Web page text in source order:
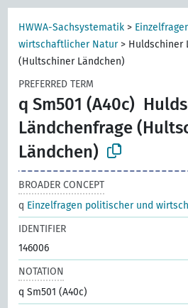
HWWA-Sachsystematik >
wirtschaftlicher Natur> Huldschiner
(Hultschiner Ländchen)
PREFERRED TERM
q Sm501 (A40c)
Ländchenfrage
Ländchen)
BROADER CONCEPT
q Einzelfragen politischer und
IDENTIFIER
146006
NOTATION
q Sm501 (A40c)